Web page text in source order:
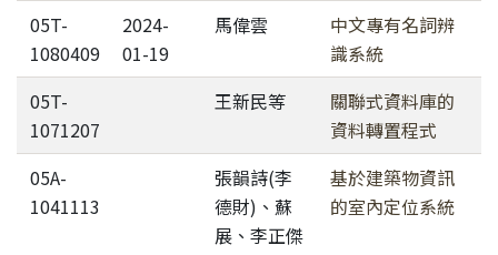
05T-
1080409
2024-
01-19
馬偉雲
中文專有名詞辨
識系統
05T-
1071207
王新民等
關聯式資料庫的
資料轉置程式
05A-
1041113
張韻詩(李
德財)、蘇
展、李正傑
基於建築物資訊
的室內定位系統